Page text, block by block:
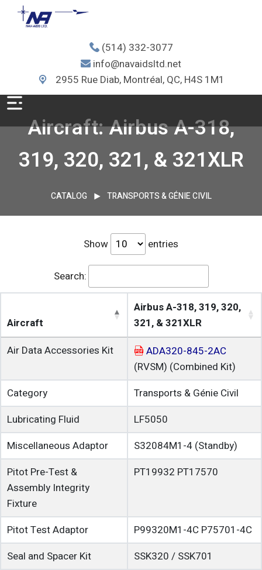
(514) 332-3077
info@navaidsltd.net
2955 Rue Diab, Montréal, QC, H4S 1M1
Aircraft: Airbus A-318,
319, 320, 321, & 321XLR
CATALOG TRANSPORTS & GÉNIE CIVIL
Show entries
Search:
Aircraft
Airbus A-318, 319, 320,
321, & 321XLR
Air Data Accessories Kit
ADA320-845-2AC
(RVSM) (Combined Kit)
Category
Transports & Génie Civil
Lubricating Fluid
LF5050
Miscellaneous Adaptor
S32084M1-4 (Standby)
Pitot Pre-Test &
Assembly Integrity
Fixture
PT19932 PT17570
Pitot Test Adaptor P99320M1-4C P75701-4C
Seal and Spacer Kit
SSK320 / SSK701